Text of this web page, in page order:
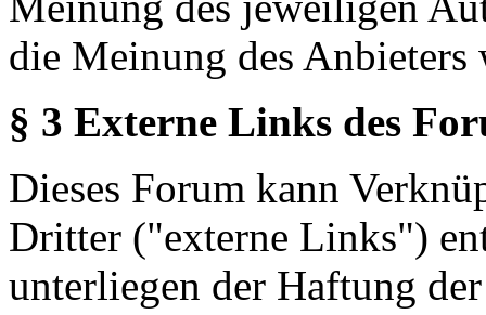
die Meinung des Anbieters
§ 3 Externe Links des
Dieses Forum kann
Dritter ("externe Links")
unterliegen der Haftung